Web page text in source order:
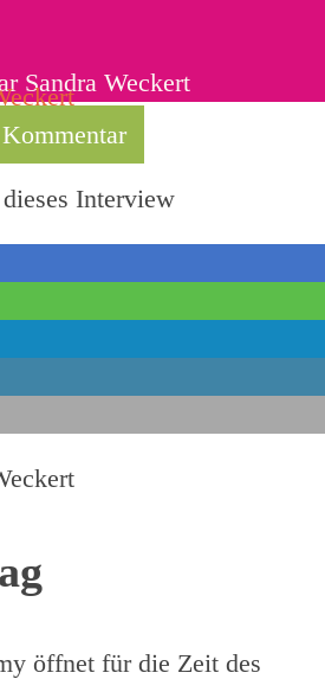
Sandra Weckert
Interview
öffnet für die Zeit des